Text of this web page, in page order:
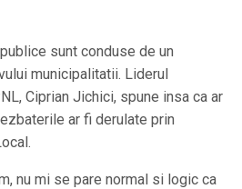
sunt conduse de un
municipalitatii. Liderul
Ciprian Jichici, spune insa ca ar
ar fi derulate prin
nu mi se pare normal si logic ca